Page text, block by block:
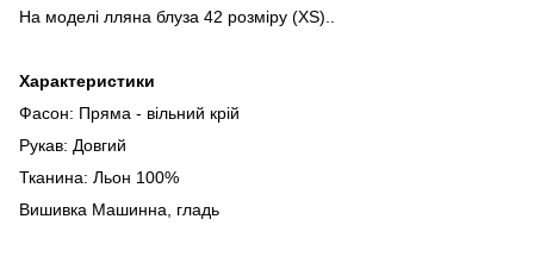
На моделі лляна блуза 42 розміру (XS)..
Характеристики
Фасон: Пряма - вільний крій
Рукав: Довгий
Тканина: Льон 100%
Вишивка Машинна, гладь